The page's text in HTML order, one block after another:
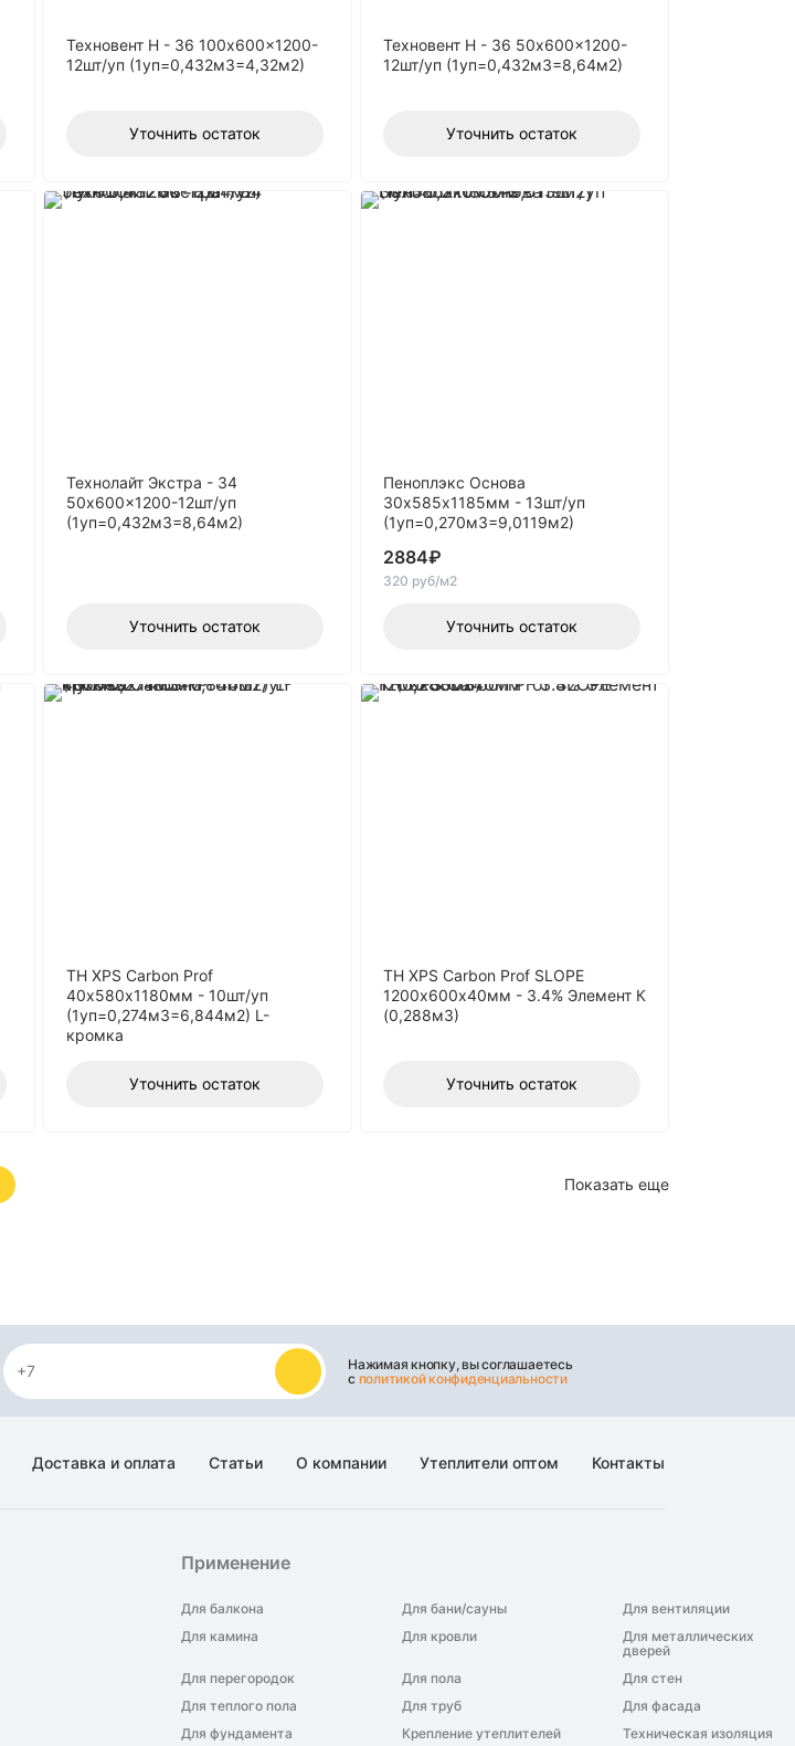
Техновент Н - 36 100x600x1200-
12шт/уп (1уп=0,432м3=4,32м2)
Уточнить остаток
Техновент Н - 36 50x600x1200-
12шт/уп (1уп=0,432м3=8,64м2)
Уточнить остаток
Технолайт Экстра - 34
50x600x1200-12шт/уп
(1уп=0,432м3=8,64м2)
Уточнить остаток
Пеноплэкс Основа
30х585х1185мм - 13шт/уп
(1уп=0,270м3=9,0119м2)
2884₽
320 руб/м2
Уточнить остаток
ТН XPS Carbon Prof
40х580х1180мм - 10шт/уп
(1уп=0,274м3=6,844м2) L-
кромка
Уточнить остаток
ТН XPS Carbon Prof SLOPE
1200х600х40мм - 3.4% Элемент К
(0,288м3)
Уточнить остаток
Показать еще
Нажимая кнопку, вы соглашаетесь
с политикой конфиденциальности
Доставка и оплата Статьи О компании Утеплители оптом Контакты
Применение
Для балкона Для бани/сауны
Для вентиляции
Для камина
Для кровли
Для металлических
дверей
Для перегородок
Для пола
Для стен
Для теплого пола
Для труб
Для фасада
Для фундамента
Крепление утеплителей Техническая изоляция